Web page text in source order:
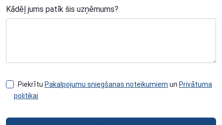
Kādēļ jums patīk šis uzņēmums?
Piekrītu Pakalpojumu sniegšanas noteikumiem un Privātuma
politikai